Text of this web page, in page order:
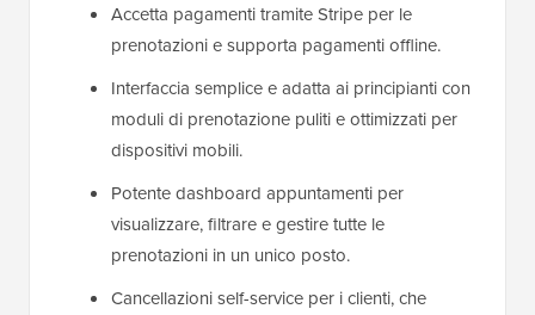
Accetta pagamenti tramite Stripe per le
prenotazioni e supporta pagamenti offline.
Interfaccia semplice e adatta ai principianti con
moduli di prenotazione puliti e ottimizzati per
dispositivi mobili.
Potente dashboard appuntamenti per
visualizzare, filtrare e gestire tutte le
prenotazioni in un unico posto.
Cancellazioni self-service per i clienti, che